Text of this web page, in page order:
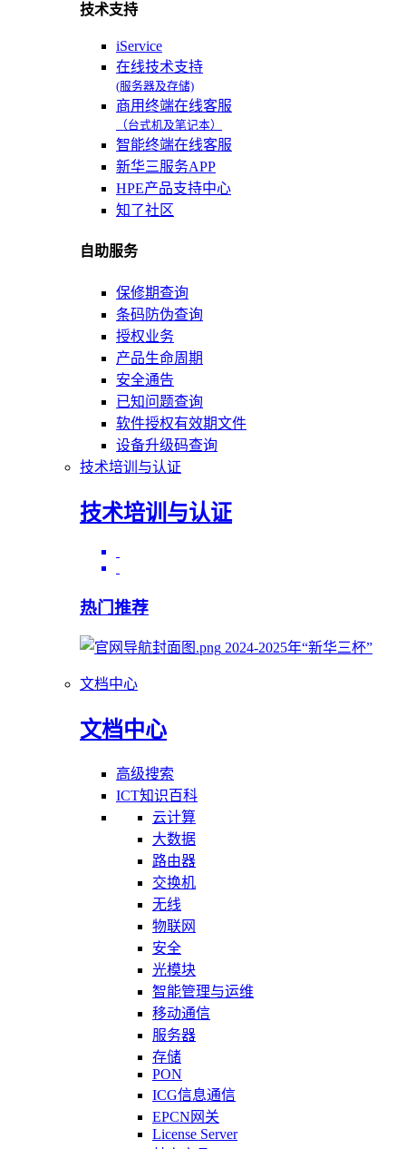
技术支持
iService
在线技术支持
(服务器及存储)
商用终端在线客服
（台式机及笔记本）
智能终端在线客服
新华三服务APP
HPE产品支持中心
知了社区
自助服务
保修期查询
条码防伪查询
授权业务
产品生命周期
安全通告
已知问题查询
软件授权有效期文件
设备升级码查询
技术培训与认证
技术培训与认证
热门推荐
2024-2025年“新华三杯”
文档中心
文档中心
高级搜索
ICT知识百科
云计算
大数据
路由器
交换机
无线
物联网
安全
光模块
智能管理与运维
移动通信
服务器
存储
PON
ICG信息通信
EPCN网关
License Server